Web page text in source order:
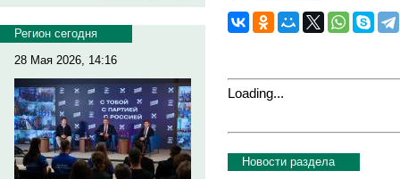
Регион сегодня
28 Мая 2026, 14:16
Loading...
Новости раздела